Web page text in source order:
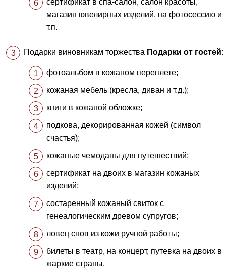
сертификат в спа-салон, салон красоты,
магазин ювелирных изделий, на фотосессию и
т.п.
Подарки виновникам торжества Подарки от гостей:
фотоальбом в кожаном переплете;
кожаная мебель (кресла, диван и т.д.);
книги в кожаной обложке;
подкова, декорированная кожей (символ
счастья);
кожаные чемоданы для путешествий;
сертификат на двоих в магазин кожаных
изделий;
состаренный кожаный свиток с
генеалогическим древом супругов;
ловец снов из кожи ручной работы;
билеты в театр, на концерт, путевка на двоих в
жаркие страны.